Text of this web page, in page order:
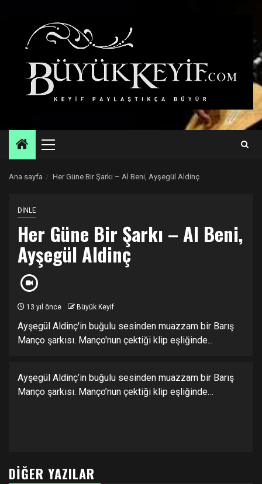
Primary
Ana sayfa Her Güne Bir Şarkı – Al Beni, Ayşegül Aldinç
DİNLE
Her Güne Bir Şarkı – Al Beni,
Ayşegül Aldinç
13 yıl önce Büyük Keyif
Ayşegül Aldinç'in buğulu sesinden muazzam bir Barış
Manço şarkısı. Manço'nun çektiği klip eşliğinde...
Ayşegül Aldinç’in buğulu sesinden muazzam bir Barış
Manço şarkısı. Manço’nun çektiği klip eşliğinde…
DIĞER YAZILAR